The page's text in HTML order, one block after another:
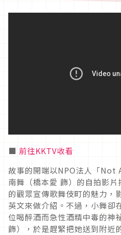
■ 前往KKTV收看
故事的開端以NPO法人「Not
南舞（橋本愛 飾）的自拍影
的觀眾宣傳歌舞伎町的魅力，
英文來做介紹。不過，小舞卻
位喝醉酒而急性酒精中毒的神
飾），於是趕緊把她送到附近